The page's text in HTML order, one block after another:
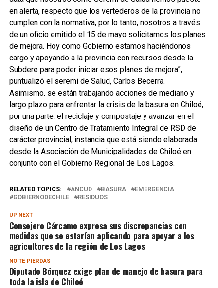
en alerta, respecto que los vertederos de la provincia no
cumplen con la normativa, por lo tanto, nosotros a través
de un oficio emitido el 15 de mayo solicitamos los planes
de mejora. Hoy como Gobierno estamos haciéndonos
cargo y apoyando a la provincia con recursos desde la
Subdere para poder iniciar esos planes de mejora”,
puntualizó el seremi de Salud, Carlos Becerra.
Asimismo, se están trabajando acciones de mediano y
largo plazo para enfrentar la crisis de la basura en Chiloé,
por una parte, el reciclaje y compostaje y avanzar en el
diseño de un Centro de Tratamiento Integral de RSD de
carácter provincial, instancia que está siendo elaborada
desde la Asociación de Municipalidades de Chiloé en
conjunto con el Gobierno Regional de Los Lagos.
RELATED TOPICS: ANCUD BASURA
EMERGENCIA
GOBIERNODECHILE
RESIDUOS
UP NEXT
Consejero Cárcamo expresa sus discrepancias con
medidas que se estarían aplicando para apoyar a los
agricultores de la región de Los Lagos
NO TE PIERDAS
Diputado Bórquez exige plan de manejo de basura para
toda la isla de Chiloé